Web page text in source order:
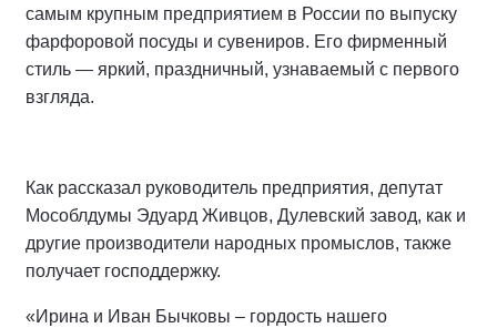
самым крупным предприятием в России по выпуску
фарфоровой посуды и сувениров. Его фирменный
стиль — яркий, праздничный, узнаваемый с первого
взгляда.
Как рассказал руководитель предприятия, депутат
Мособлдумы Эдуард Живцов, Дулевский завод, как и
другие производители народных промыслов, также
получает господдержку.
«Ирина и Иван Бычковы – гордость нашего